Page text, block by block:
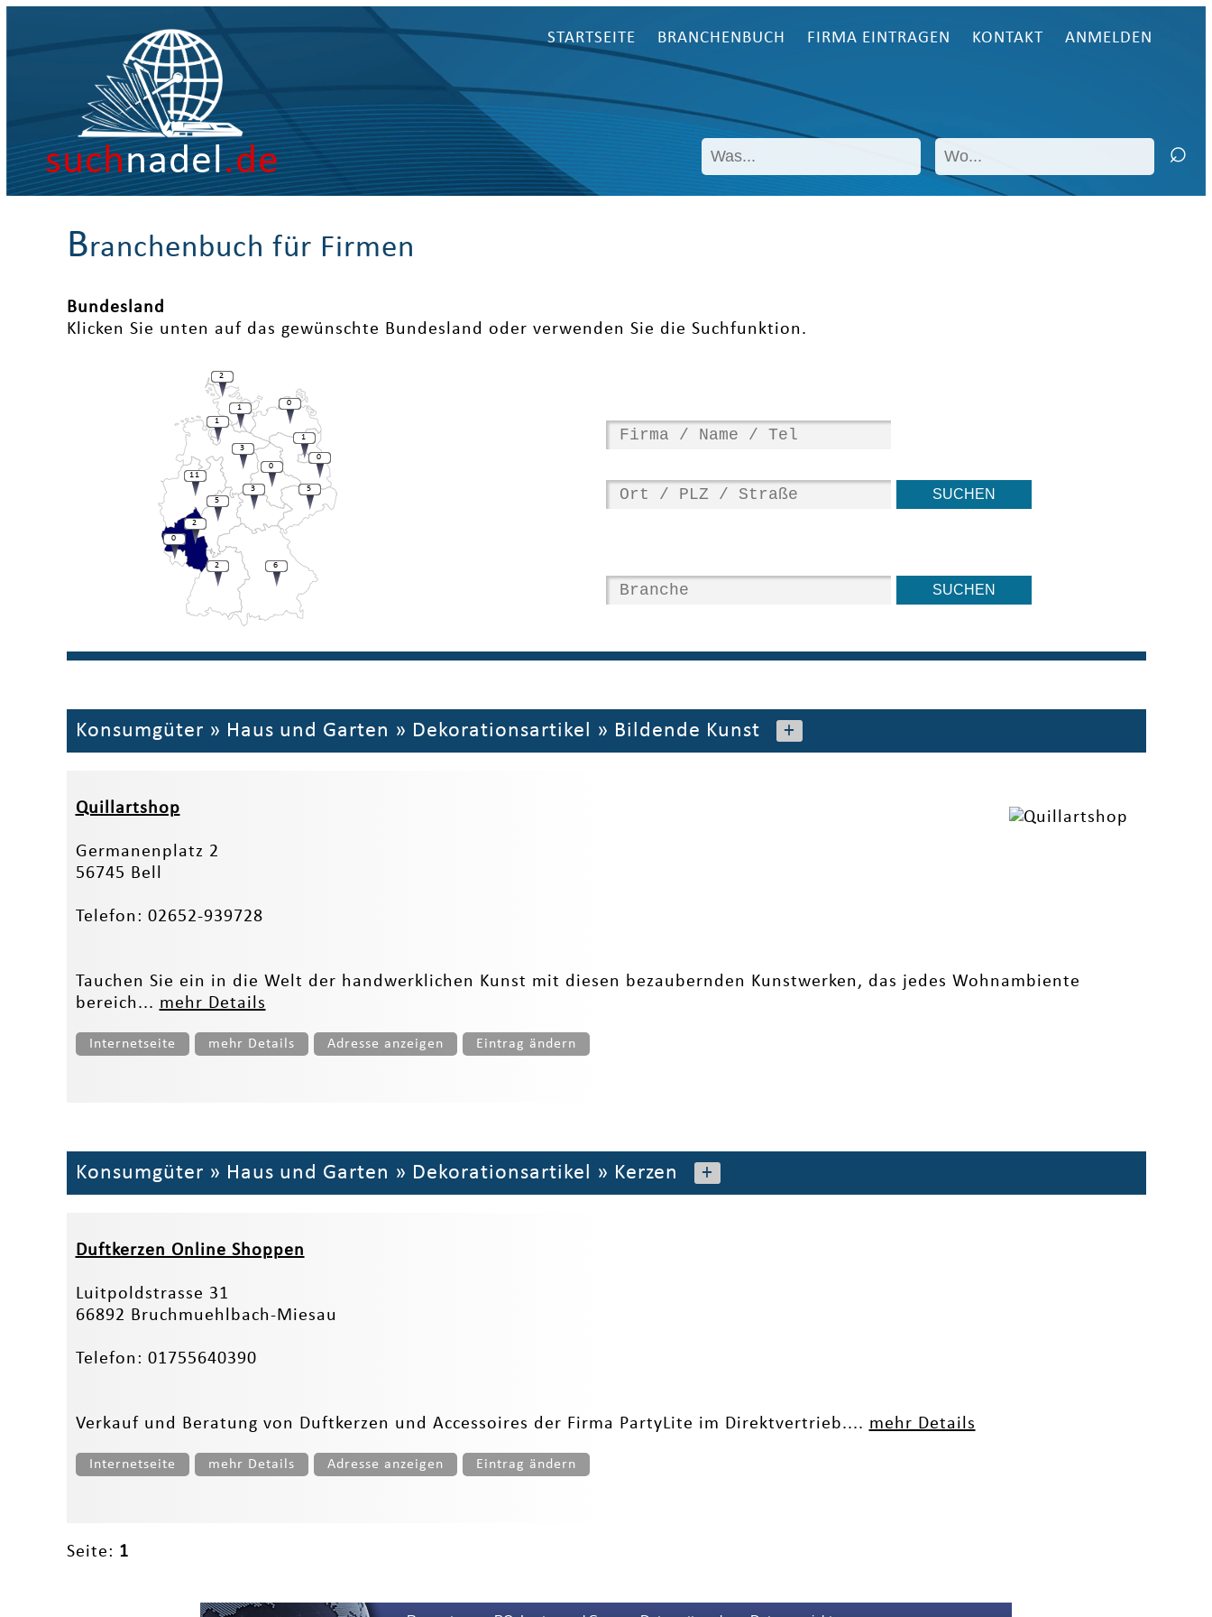
suchnadel.de
STARTSEITE BRANCHENBUCH FIRMA EINTRAGEN KONTAKT ANMELDEN
Branchenbuch für Firmen
Bundesland
Klicken Sie unten auf das gewünschte Bundesland oder verwenden Sie die Suchfunktion.
5
0
11
1
0
0
1
2
1
3
0
5
2
2
3
6
Konsumgüter » Haus und Garten » Dekorationsartikel » Bildende Kunst +
Quillartshop
Germanenplatz 2
56745 Bell
Telefon: 02652-939728
Tauchen Sie ein in die Welt der handwerklichen Kunst mit diesen bezaubernden Kunstwerken, das jedes Wohnambiente
bereich... mehr Details
Internetseite mehr Details Adresse anzeigen Eintrag ändern
Konsumgüter » Haus und Garten » Dekorationsartikel » Kerzen +
Duftkerzen Online Shoppen
Luitpoldstrasse 31
66892 Bruchmuehlbach-Miesau
Telefon: 01755640390
Verkauf und Beratung von Duftkerzen und Accessoires der Firma PartyLite im Direktvertrieb.... mehr Details
Internetseite mehr Details Adresse anzeigen Eintrag ändern
Seite: 1